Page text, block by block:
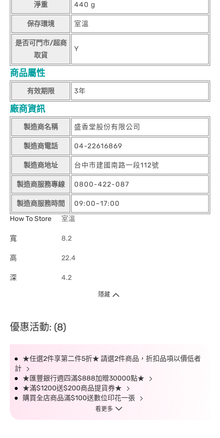
淨重 440 g
保存環境 室溫
是否可門市/超商
取貨
Y
商品屬性
有效期限 3年
廠商資訊
製造商名稱 盛香堂股份有限公司
製造商電話 04-22616869
製造商地址 台中市建國南路一段112號
製造商服務專線 0800-422-087
製造商服務時間
09:00~17:00
How To Store
室溫
寬 8.2
高 22.4
深 4.2
隱藏
優惠活動: (8)
★任選2件享第二件5折★ 請選2件商品，折扣品項以價低者
計
★匯豐銀行週四滿$888加贈30000點★
★滿$1200送$200商品提貨券★
購買全店商品滿$100送數位印花一張
看更多